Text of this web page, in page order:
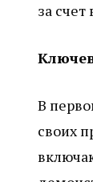
за счет
В
своих